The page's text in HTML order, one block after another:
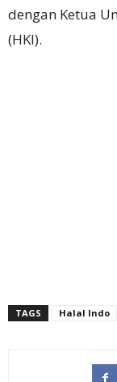
dengan Ketua
(HKI).
TAGS Halal Indo